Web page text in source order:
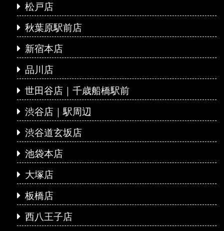
松戸店
秋葉原駅前店
新宿本店
品川店
世田谷店｜千歳船橋駅前
渋谷店｜駅周辺
渋谷道玄坂店
池袋本店
大塚店
板橋店
西八王子店